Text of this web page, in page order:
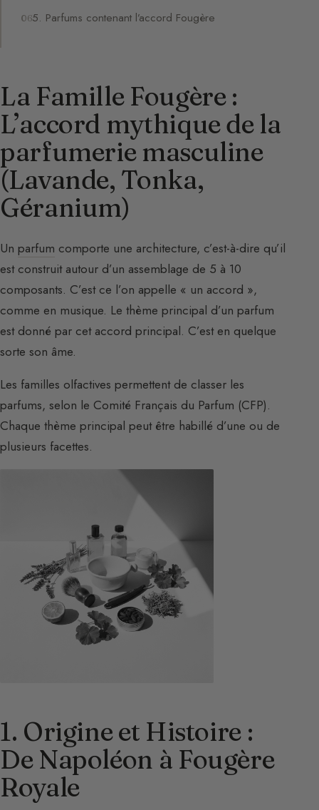
5. Parfums contenant l’accord Fougère
La Famille Fougère :
L’accord mythique de la
parfumerie masculine
(Lavande, Tonka,
Géranium)
Un parfum comporte une architecture, c’est-à-dire qu’il
est construit autour d’un assemblage de 5 à 10
composants. C’est ce l’on appelle « un accord »,
comme en musique. Le thème principal d’un parfum
est donné par cet accord principal. C’est en quelque
sorte son âme.
Les familles olfactives permettent de classer les
parfums, selon le Comité Français du Parfum (CFP).
Chaque thème principal peut être habillé d’une ou de
plusieurs facettes.
1. Origine et Histoire :
De Napoléon à Fougère
Royale